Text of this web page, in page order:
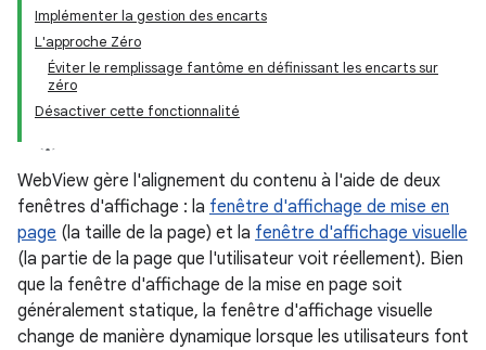
Implémenter la gestion des encarts
L'approche Zéro
Éviter le remplissage fantôme en définissant les encarts sur
zéro
Désactiver cette fonctionnalité
WebView gère l'alignement du contenu à l'aide de deux
fenêtres d'affichage : la fenêtre d'affichage de mise en
page (la taille de la page) et la fenêtre d'affichage visuelle
(la partie de la page que l'utilisateur voit réellement). Bien
que la fenêtre d'affichage de la mise en page soit
généralement statique, la fenêtre d'affichage visuelle
change de manière dynamique lorsque les utilisateurs font